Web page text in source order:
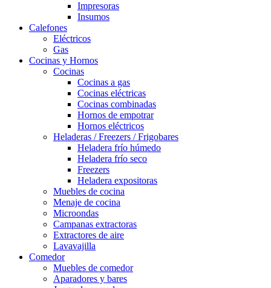
Impresoras
Insumos
Calefones
Eléctricos
Gas
Cocinas y Hornos
Cocinas
Cocinas a gas
Cocinas eléctricas
Cocinas combinadas
Hornos de empotrar
Hornos eléctricos
Heladeras / Freezers / Frigobares
Heladera frío húmedo
Heladera frío seco
Freezers
Heladera expositoras
Muebles de cocina
Menaje de cocina
Microondas
Campanas extractoras
Extractores de aire
Lavavajilla
Comedor
Muebles de comedor
Aparadores y bares